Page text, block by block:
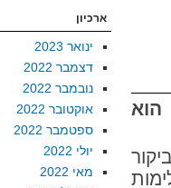
הוא
ארכיון
ינואר 2023
דצמבר 2022
נובמבר 2022
אוקטובר 2022
ספטמבר 2022
יולי 2022
מאי 2022